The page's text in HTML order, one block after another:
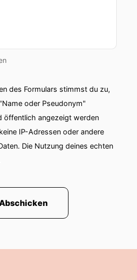
des Formulars stimmst du zu,
oder Pseudonym"
öffentlich angezeigt werden
IP-Adressen oder andere
Die Nutzung deines echten